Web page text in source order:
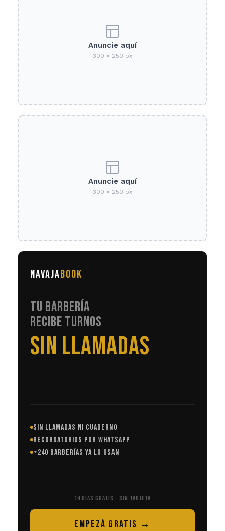
Anuncie aquí
300 × 250 px
Anuncie aquí
300 × 250 px
NAVAJABOOK
TU BARBERÍA
RECIBE TURNOS
EN AUTOMÁTICO
SIN LLAMADAS NI CUADERNO
RECORDATORIOS POR WHATSAPP
+240 BARBERÍAS YA LO USAN
14 DÍAS GRATIS · SIN TARJETA
EMPEZÁ GRATIS →